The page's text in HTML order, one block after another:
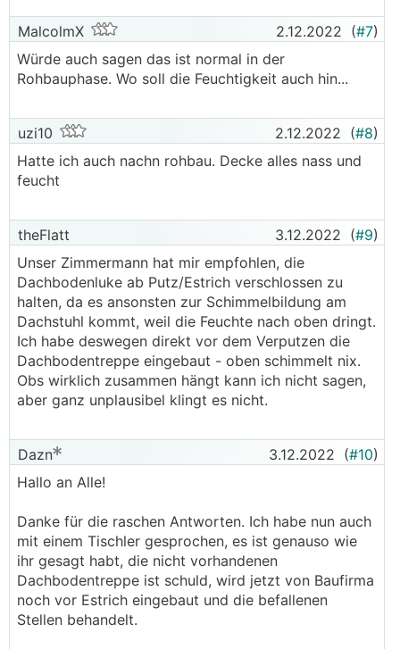
MalcolmX 2.12.2022 (#7)
Würde auch sagen das ist normal in der
Rohbauphase. Wo soll die Feuchtigkeit auch hin...
uzi10 2.12.2022 (#8)
Hatte ich auch nachn rohbau. Decke alles nass und
feucht
theFlatt 3.12.2022 (#9)
Unser Zimmermann hat mir empfohlen, die
Dachbodenluke ab Putz/Estrich verschlossen zu
halten, da es ansonsten zur Schimmelbildung am
Dachstuhl kommt, weil die Feuchte nach oben dringt.
Ich habe deswegen direkt vor dem Verputzen die
Dachbodentreppe eingebaut - oben schimmelt nix.
Obs wirklich zusammen hängt kann ich nicht sagen,
aber ganz unplausibel klingt es nicht.
Dazn 3.12.2022 (#10)
Hallo an Alle!
Danke für die raschen Antworten. Ich habe nun auch
mit einem Tischler gesprochen, es ist genauso wie
ihr gesagt habt, die nicht vorhandenen
Dachbodentreppe ist schuld, wird jetzt von Baufirma
noch vor Estrich eingebaut und die befallenen
Stellen behandelt.